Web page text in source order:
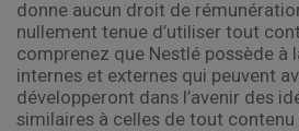
donne aucun droit de
nullement tenue d’utiliser tout
comprenez que Nestlé possède à
internes et externes qui peuvent
développeront dans l’avenir des
similaires à celles de tout contenu